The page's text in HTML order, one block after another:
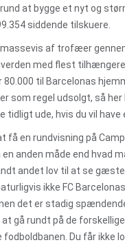
at bygge et nyt og
siddende tilskuere.
massevis af trofæer
med flest
til Barcelonas
som regel udsolgt, så her
ude, hvis du vil have
få en rundvisning på Camp
anden måde end hvad
andet lov til at se
ikke FC
det er stadig
gå rundt på de
Du får ikke